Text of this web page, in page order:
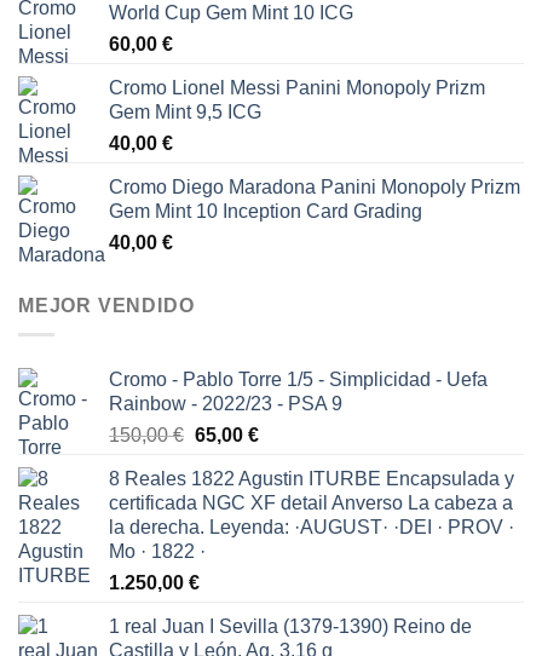
World Cup Gem Mint 10 ICG
60,00 €
Cromo Lionel Messi Panini Monopoly Prizm
Gem Mint 9,5 ICG
40,00 €
Cromo Diego Maradona Panini Monopoly Prizm
Gem Mint 10 Inception Card Grading
40,00 €
MEJOR VENDIDO
Cromo - Pablo Torre 1/5 - Simplicidad - Uefa
Rainbow - 2022/23 - PSA 9
150,00€ El
original
era:
150,00 €.
65,00 €El
actual
es:
65,00 €.
8 Reales 1822 Agustin ITURBE Encapsulada y
certificada NGC XF detail Anverso La cabeza a
la derecha. Leyenda: ·AUGUST· ·DEI · PROV ·
Mo · 1822 ·
1.250,00 €
1 real Juan I Sevilla (1379-1390) Reino de
Castilla y León. Ag. 3,16 g